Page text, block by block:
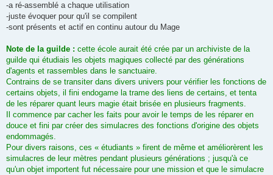
-a ré-assemblé a chaque utilisation
-juste évoquer pour qu'il se compilent
-sont présents et actif en continu autour du Mage
Note de la guilde : cette école aurait été crée par un archiviste de la
guilde qui étudiais les objets magiques collecté par des générations
d'agents et rassembles dans le sanctuaire.
Contrains de se transiter dans divers univers pour vérifier les fonctions de
certains objets, il fini endogame la trame des liens de certains, et tenta
de les réparer quant leurs magie était brisée en plusieurs fragments.
Il commence par cacher les faits pour avoir le temps de les réparer en
douce et fini par créer des simulacres des fonctions d'origine des objets
endommagés.
Pour divers raisons, ces « étudiants » firent de même et améliorèrent les
simulacres de leur mètres pendant plusieurs générations ; jusqu'à ce
qu'un objet importent fut nécessaire pour une mission et que le simulacre